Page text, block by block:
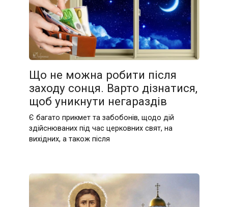
Що не можна робити після
заходу сонця. Варто дізнатися,
щоб уникнути негараздів
Є багато прикмет та забобонів, щодо дій
здійснюваних під час церковних свят, на
вихідних, а також після